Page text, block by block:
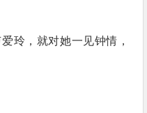
玲，就对她一见钟情，